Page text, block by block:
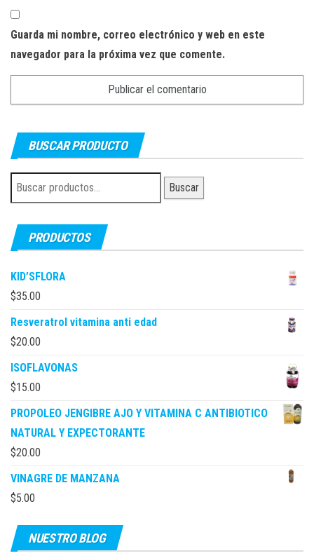
Guarda mi nombre, correo electrónico y web en este
navegador para la próxima vez que comente.
BUSCAR PRODUCTO
Buscar
por:
Buscar
PRODUCTOS
KID’SFLORA
$35.00
Resveratrol vitamina anti edad
$20.00
ISOFLAVONAS
$15.00
PROPOLEO JENGIBRE AJO Y VITAMINA C ANTIBIOTICO
NATURAL Y EXPECTORANTE
$20.00
VINAGRE DE MANZANA
$5.00
NUESTRO BLOG